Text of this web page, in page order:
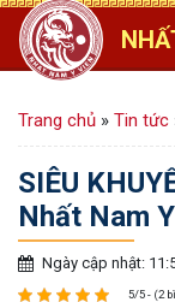
Trang chủ » Tin tức
SIÊU
Nhất Nam
Ngày cập nhật:
5/5 - (2